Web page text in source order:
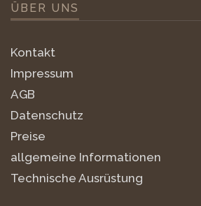
ÜBER UNS
Kontakt
Impressum
AGB
Datenschutz
Preise
allgemeine Informationen
Technische Ausrüstung